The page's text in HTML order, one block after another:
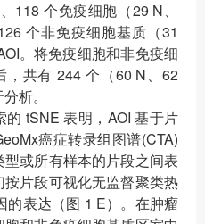
118 个免疫细胞（29 N、
个非免疫细胞基质（31
。将免疫细胞和非免疫细
，共有 244 个（60 N、62
析。
tSNE 表明，AOI 基于片
癌症转录组图谱(CTA)
或所有样本的片段之间表
片段可视化无监督聚类热
的表达（图 1 E）。在肿瘤